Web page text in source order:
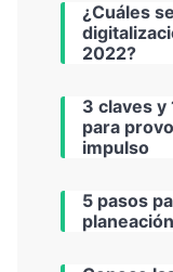
¿Cuáles
2022?
3 claves
para
impulso
5 pasos
planeación